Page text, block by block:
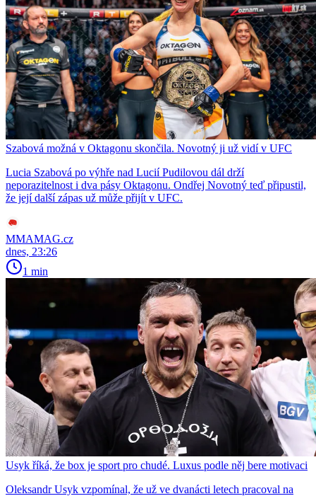
Szabová možná v Oktagonu skončila. Novotný ji už vidí v UFC
Lucia Szabová po výhře nad Lucií Pudilovou dál drží
neporazitelnost i dva pásy Oktagonu. Ondřej Novotný teď připustil,
že její další zápas už může přijít v UFC.
MMAMAG.cz
dnes, 23:26
1 min
Usyk říká, že box je sport pro chudé. Luxus podle něj bere motivaci
Oleksandr Usyk vzpomínal, že už ve dvanácti letech pracoval na